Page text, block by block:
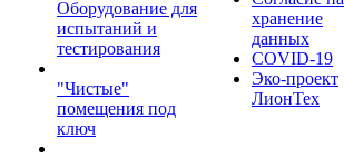
Оборудование для
испытаний и
тестирования
"Чистые"
помещения под
ключ
хранение
данных
COVID-19
Эко-проект
ЛионТех